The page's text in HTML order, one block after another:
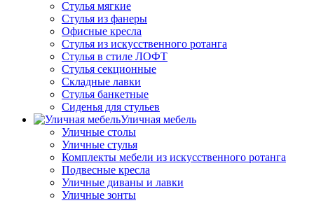
Стулья мягкие
Стулья из фанеры
Офисные кресла
Стулья из искусственного ротанга
Стулья в стиле ЛОФТ
Стулья секционные
Складные лавки
Стулья банкетные
Сиденья для стульев
Уличная мебель
Уличные столы
Уличные стулья
Комплекты мебели из искусственного ротанга
Подвесные кресла
Уличные диваны и лавки
Уличные зонты